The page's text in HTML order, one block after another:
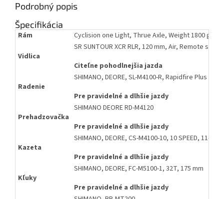
Podrobný popis
Špecifikácia
Rám Cyclision one Light, Thrue Axle, Weight 1800 g C3
Vidlica
SR SUNTOUR XCR RLR, 120 mm, Air, Remote
Citeľne pohodlnejšia jazda
Radenie
SHIMANO, DEORE, SL-M4100-R, Rapidfire Plus
Pre pravidelné a dlhšie jazdy
Prehadzovačka
SHIMANO DEORE RD-M4120
Pre pravidelné a dlhšie jazdy
Kazeta
SHIMANO, DEORE, CS-M4100-10, 10 SPEED, 11-46T
Pre pravidelné a dlhšie jazdy
Kľuky
SHIMANO, DEORE, FC-M5100-1, 32T, 175 mm
Pre pravidelné a dlhšie jazdy